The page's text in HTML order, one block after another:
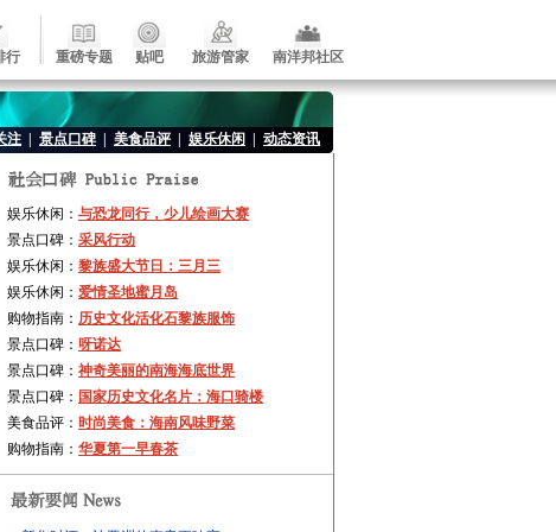
行 重磅专题 贴吧 旅游管家 南洋邦社区
注 景点口碑 美食品评 娱乐休闲 动态资讯
娱乐休闲： 与恐龙同行，少儿绘画大赛
景点口碑： 采风行动
娱乐休闲： 黎族盛大节日：三月三
娱乐休闲： 爱情圣地蜜月岛
购物指南： 历史文化活化石黎族服饰
景点口碑： 呀诺达
景点口碑： 神奇美丽的南海海底世界
景点口碑： 国家历史文化名片：海口骑楼
美食品评： 时尚美食：海南风味野菜
购物指南： 华夏第一早春茶